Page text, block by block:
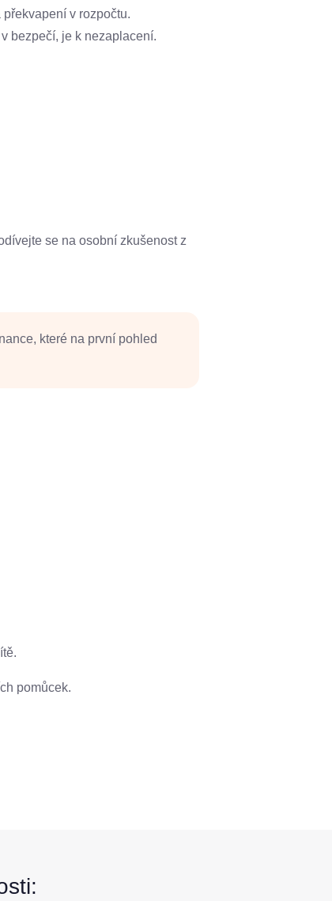
v rozpočtu.
bezpečí, je k nezaplacení.
se na osobní zkušenost z
které na první pohled
pomůcek.